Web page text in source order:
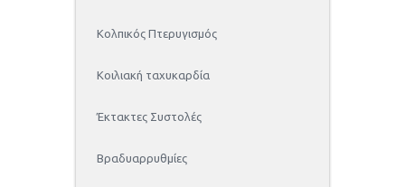
Κολπικός Πτερυγισμός
Κοιλιακή ταχυκαρδία
Έκτακτες Συστολές
Βραδυαρρυθμίες